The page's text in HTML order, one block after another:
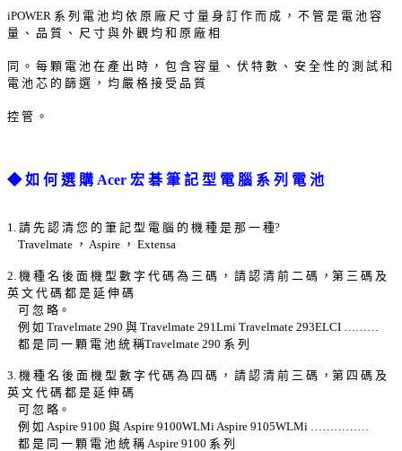
iPOWER 系 列 電 池 均 依 原 廠 尺 寸 量 身 訂 作 而 成 ， 不 管 是 電 池 容
量 、 品 質 、 尺 寸 與 外 觀 均 和 原 廠 相
同 。 每 顆 電 池 在 產 出 時 ， 包 含 容 量 、 伏 特 數 、 安 全 性 的 測 試 和
電 池 芯 的 篩 選 ， 均 嚴 格 接 受 品 質
控 管 。
◆ 如 何 選 購 Acer 宏 碁 筆 記 型 電 腦 系 列 電 池
1. 請 先 認 清 您 的 筆 記 型 電 腦 的 機 種 是 那 一 種?
Travelmate ， Aspire ， Extensa
2. 機 種 名 後 面 機 型 數 字 代 碼 為 三 碼 ， 請 認 清 前 二 碼 ，第 三 碼 及
英 文 代 碼 都 是 延 伸 碼
可 忽 略。
例 如 Travelmate 290 與 Travelmate 291Lmi Travelmate 293ELCI ………
都 是 同 一 顆 電 池 統 稱Travelmate 290 系 列
3. 機 種 名 後 面 機 型 數 字 代 碼 為 四 碼 ， 請 認 清 前 三 碼 ，第 四 碼 及
英 文 代 碼 都 是 延 伸 碼
可 忽 略。
例 如 Aspire 9100 與 Aspire 9100WLMi Aspire 9105WLMi ……………
都 是 同 一 顆 電 池 統 稱 Aspire 9100 系 列